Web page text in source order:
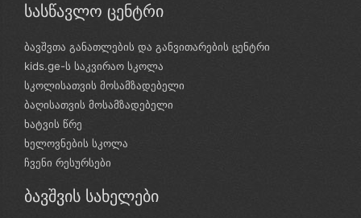
სასწავლო ცენტრი
ბავშვთა განათლების და განვითარების ცენტრი
kids.ge-ს საკვირაო სკოლა
სკოლისათვის მოსამზადებელი
ბაღისათვის მოსამზადებელი
ხატვის წრე
ხელოვნების სკოლა
ჩვენი რესურსები
ბავშვის სახელები